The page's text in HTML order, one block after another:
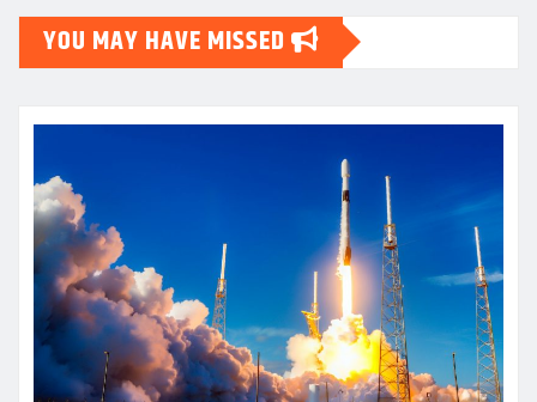
YOU MAY HAVE MISSED